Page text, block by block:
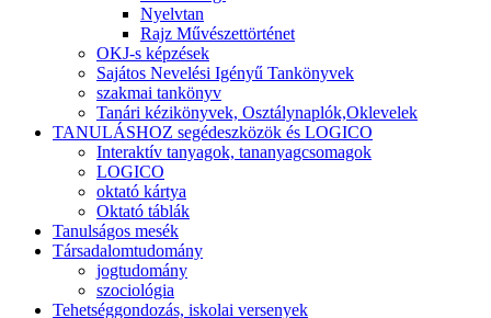
Nyelvtan
Rajz Művészettörténet
OKJ-s képzések
Sajátos Nevelési Igényű Tankönyvek
szakmai tankönyv
Tanári kézikönyvek, Osztálynaplók,Oklevelek
TANULÁSHOZ segédeszközök és LOGICO
Interaktív tanyagok, tananyagcsomagok
LOGICO
oktató kártya
Oktató táblák
Tanulságos mesék
Társadalomtudomány
jogtudomány
szociológia
Tehetséggondozás, iskolai versenyek